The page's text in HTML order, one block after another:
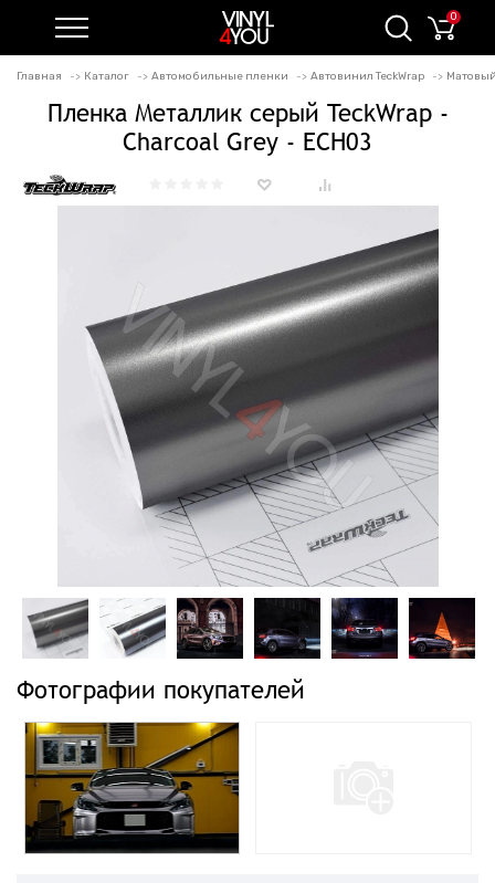
0
Главная Каталог Автомобильные пленки Автовинил TeckWrap Матовый
Пленка Металлик серый TeckWrap -
Charcoal Grey - ECH03
Фотографии покупателей